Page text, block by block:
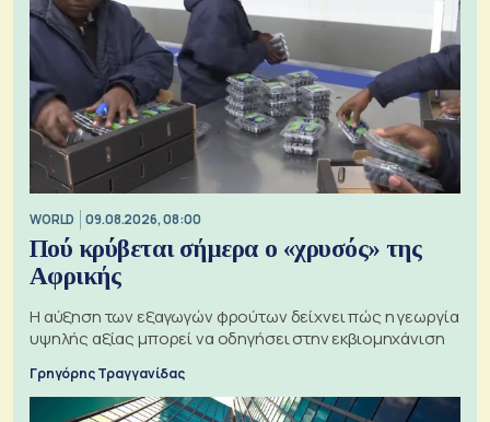
WORLD 09.08.2026, 08:00
Πού κρύβεται σήμερα ο «χρυσός» της
Αφρικής
Η αύξηση των εξαγωγών φρούτων δείχνει πώς η γεωργία
υψηλής αξίας μπορεί να οδηγήσει στην εκβιομηχάνιση
Γρηγόρης Τραγγανίδας